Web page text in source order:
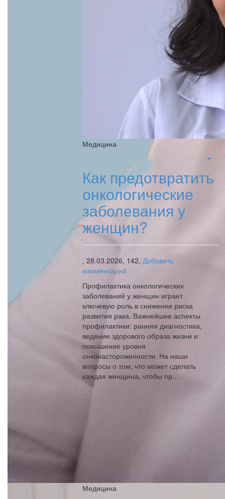
Медицина
Как предотвратить
онкологические
заболевания у
женщин?
, 28.03.2026, 142, Добавить
комментарий
Профилактика онкологических
заболеваний у женщин играет
ключевую роль в снижении риска
развития рака. Важнейшие аспекты
профилактики: ранняя диагностика,
ведение здорового образа жизни и
повышение уровня
онконастороженности. На наши
вопросы о том, что может сделать
каждая женщина, чтобы пр...
Медицина